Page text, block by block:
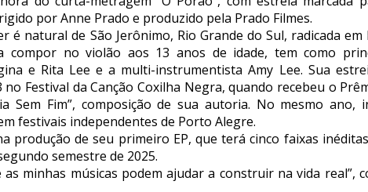
por Anne Prado e produzido pela Prado Filmes.
é natural de São Jerônimo, Rio Grande do Sul, radicada
compor no violão aos 13 anos de idade, tem como
e Rita Lee e a multi-instrumentista Amy Lee. Sua
Festival da Canção Coxilha Negra, quando recebeu o
Sem Fim”, composição de sua autoria. No mesmo ano,
festivais independentes de Porto Alegre.
produção de seu primeiro EP, que terá cinco faixas
semestre de 2025.
minhas músicas podem ajudar a construir na vida real”,